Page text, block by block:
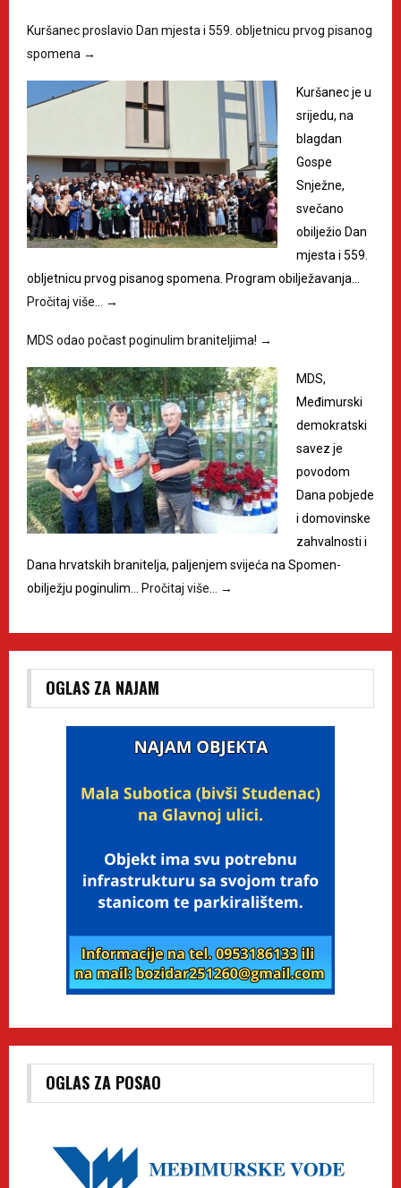
Kuršanec proslavio Dan mjesta i 559. obljetnicu prvog pisanog
spomena →
Kuršanec je u
srijedu, na
blagdan
Gospe
Snježne,
svečano
obilježio Dan
mjesta i 559.
obljetnicu prvog pisanog spomena. Program obilježavanja…
Pročitaj više…
→
MDS odao počast poginulim braniteljima! →
MDS,
Međimurski
demokratski
savez je
povodom
Dana pobjede
i domovinske
zahvalnosti i
Dana hrvatskih branitelja, paljenjem svijeća na Spomen-
obilježju poginulim…
Pročitaj više… →
OGLAS ZA NAJAM
OGLAS ZA POSAO